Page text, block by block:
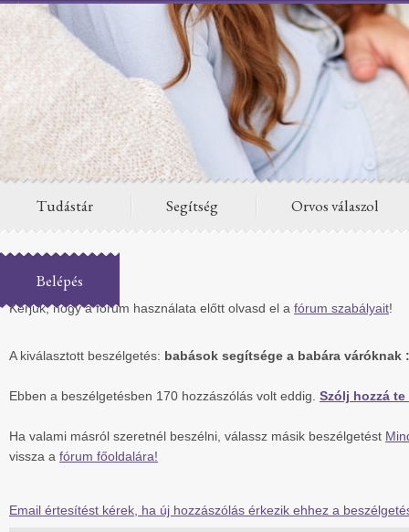
Tudástár Segítség Orvos válaszol
Belépés
Fórum
Kérjük, hogy a fórum használata előtt olvasd el a fórum szabályait!
A kiválasztott beszélgetés: babások segítsége a babára váróknak
Ebben a beszélgetésben 170 hozzászólás volt eddig. Szólj hozzá
Ha valami másról szeretnél beszélni, válassz másik beszélgetést
vissza a fórum főoldalára!
Email értesítést kérek, ha új hozzászólás érkezik ehhez a